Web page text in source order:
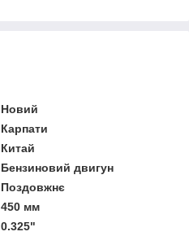
Новий
Карпати
Китай
Бензиновий двигун
Поздовжнє
450 мм
0.325"